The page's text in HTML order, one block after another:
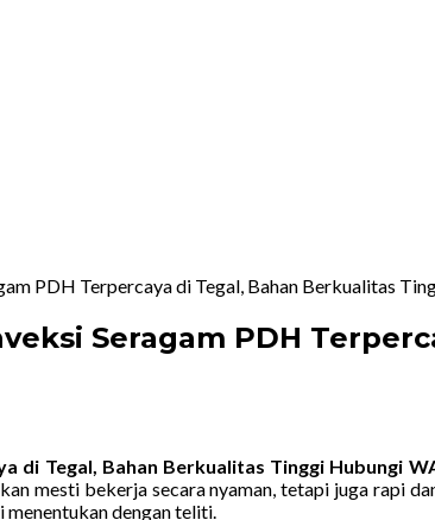
PDH Terpercaya di Tegal, Bahan Berkualitas
Seragam PDH
Tegal, Bahan Berkualitas Tinggi Hubungi
mesti bekerja secara nyaman, tetapi juga rapi
dengan teliti.